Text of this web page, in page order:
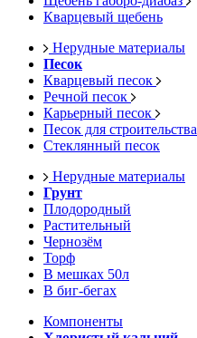
Кварцевый щебень
Нерудные материалы
Песок
Кварцевый песок
Речной песок
Карьерный песок
Песок для строительства
Стеклянный песок
Нерудные материалы
Грунт
Плодородный
Растительный
Чернозём
Торф
В мешках 50л
В биг-бегах
Компоненты